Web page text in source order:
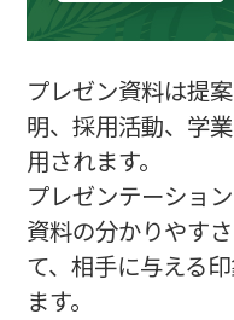
プレゼン資料のポ
1スライド1
統一感のあ
プレゼン資料の作り
①プレゼンの
②ストーリー
③資料の文章
④資料のデザ
プレゼン資料は提
明、採用活動、学
用されます。
プレゼンテーショ
資料の分かりやす
て、相手に与える
ます。